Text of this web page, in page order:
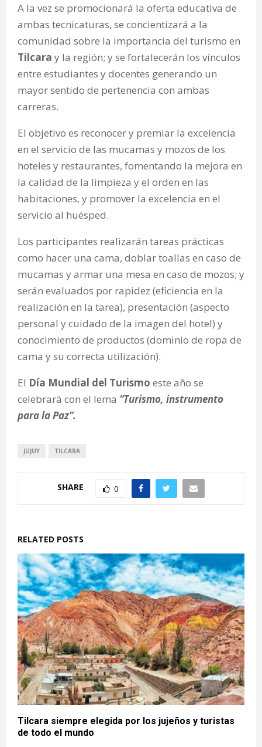
A la vez se promocionará la oferta educativa de
ambas tecnicaturas, se concientizará a la
comunidad sobre la importancia del turismo en
Tilcara y la región; y se fortalecerán los vínculos
entre estudiantes y docentes generando un
mayor sentido de pertenencia con ambas
carreras.
El objetivo es reconocer y premiar la excelencia
en el servicio de las mucamas y mozos de los
hoteles y restaurantes, fomentando la mejora en
la calidad de la limpieza y el orden en las
habitaciones, y promover la excelencia en el
servicio al huésped.
Los participantes realizarán tareas prácticas
como hacer una cama, doblar toallas en caso de
mucamas y armar una mesa en caso de mozos; y
serán evaluados por rapidez (eficiencia en la
realización en la tarea), presentación (aspecto
personal y cuidado de la imagen del hotel) y
conocimiento de productos (dominio de ropa de
cama y su correcta utilización).
El Día Mundial del Turismo este año se
celebrará con el lema “Turismo, instrumento
para la Paz”.
JUJUY TILCARA
SHARE 0
RELATED POSTS
Tilcara siempre elegida por los jujeños y turistas
de todo el mundo